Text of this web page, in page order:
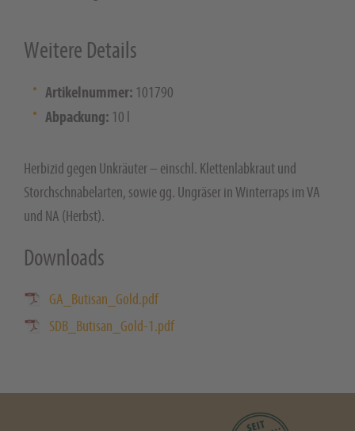
Weitere Details
Artikelnummer: 101790
Abpackung: 10 l
Herbizid gegen Unkräuter – einschl. Klettenlabkraut und
Storchschnabelarten, sowie gg. Ungräser in Winterraps im VA
und NA (Herbst).
Downloads
GA_Butisan_Gold.pdf
SDB_Butisan_Gold-1.pdf